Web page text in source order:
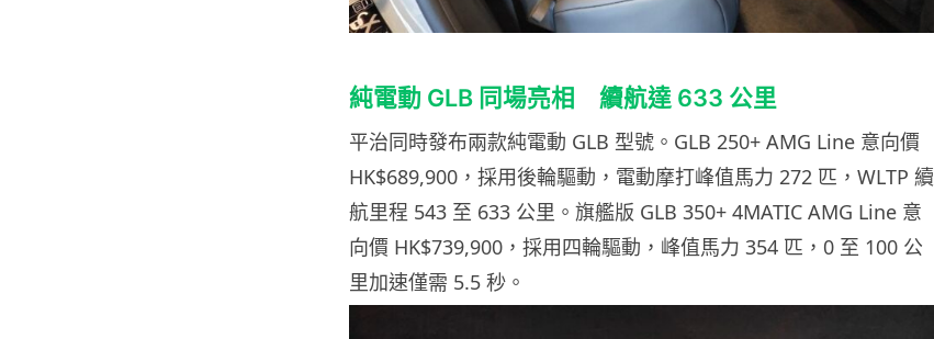
純電動 GLB 同場亮相 續航達 633 公里
平治同時發布兩款純電動 GLB 型號。GLB 250+ AMG Line 意向價
HK$689,900，採用後輪驅動，電動摩打峰值馬力 272 匹，WLTP 續
航里程 543 至 633 公里。旗艦版 GLB 350+ 4MATIC AMG Line 意
向價 HK$739,900，採用四輪驅動，峰值馬力 354 匹，0 至 100 公
里加速僅需 5.5 秒。